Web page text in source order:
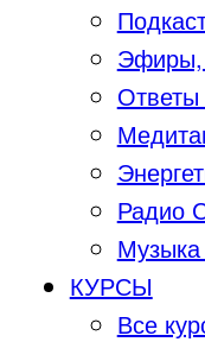
Эфиры,
Радио
КУРСЫ
Все